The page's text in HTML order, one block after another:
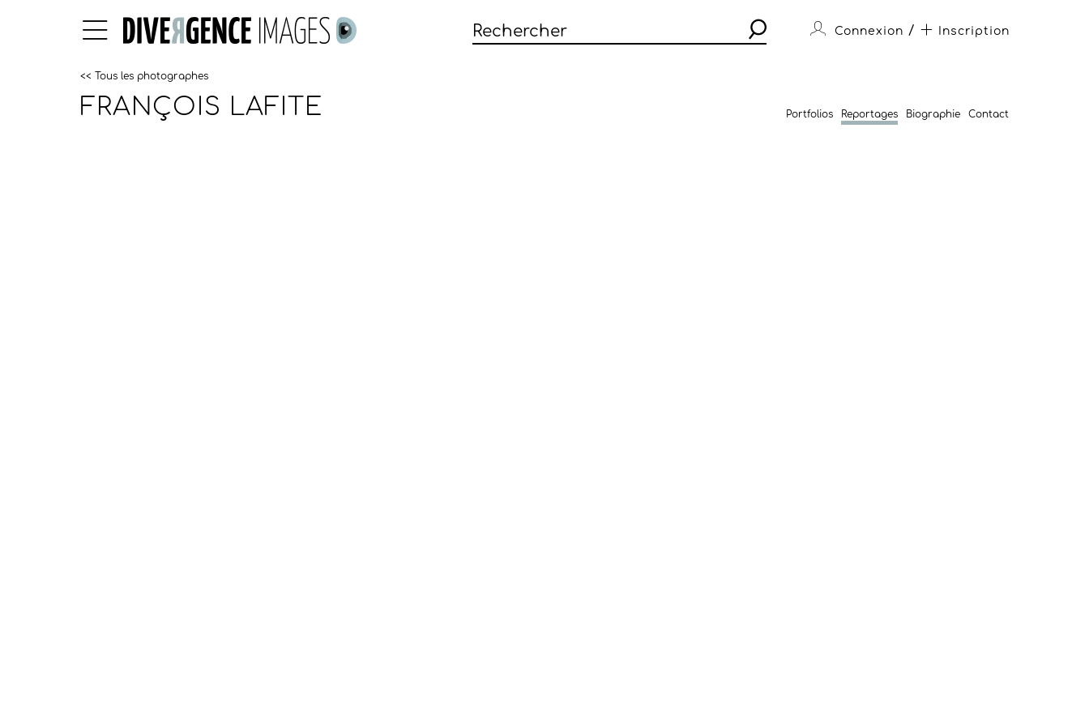
Connexion / Inscription
<< Tous les photographes
FRANÇOIS LAFITE Portfolios Reportages Biographie Contact